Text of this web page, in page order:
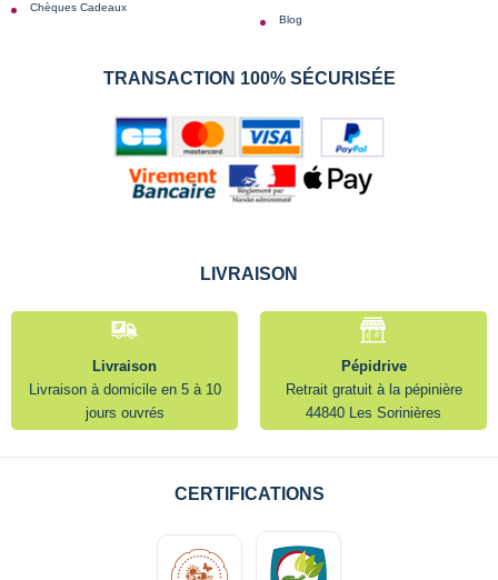
Chèques Cadeaux
Blog
TRANSACTION 100% SÉCURISÉE
LIVRAISON
Livraison
Livraison à domicile en 5 à 10
jours ouvrés
Pépidrive
Retrait gratuit à la pépinière
44840 Les Sorinières
CERTIFICATIONS